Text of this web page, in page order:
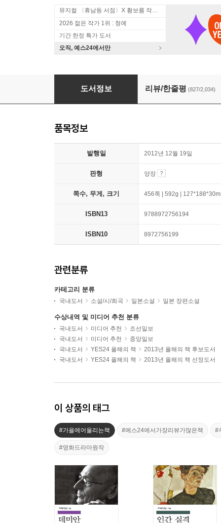
뮤지컬 〈휴남동 서점〉X 황보름 작가 북토크
2026 젊은 작가 1위 : 청예
기간 한정 특가 도서
오직, 예스24에서만
나미야 잡화점의 기적
도서정보 리뷰/한줄평 (827/2,034)
품목정보
발행일 2012년 12월 19일
판형 양장
쪽수, 무게, 크기 456쪽 | 592g |
ISBN13 9788972756194
ISBN10 8972756199
관련분류
카테고리 분류
국내도서 소설/시/희곡 일본소설 일본 장편소설
수상내역 및 미디어 추천 분류
국내도서 미디어 추천
조선일보
국내도서
미디어 추천
중앙일보
국내도서
YES24 올해의 책
2013년 올해의 책 후보도서
국내도서
YES24 올해의 책 2013년 올해의 책 선정도서
이 상품의 태그
#가을에어울리는책 #예스24에서가장리뷰가많은책 #
#영화드라마원작